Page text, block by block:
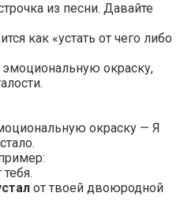
из песни. Давайте
как «устать от чего либо
окраску,
окраску — Я
тебя.
от твоей двоюродной